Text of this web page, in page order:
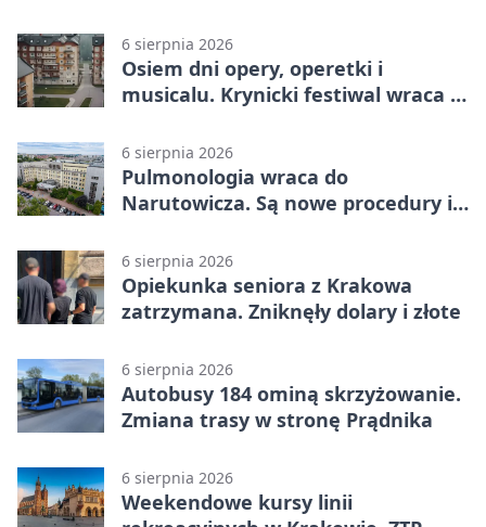
6 sierpnia 2026
Osiem dni opery, operetki i
musicalu. Krynicki festiwal wraca z
6 sierpnia 2026
Pulmonologia wraca do
Narutowicza. Są nowe procedury i
6 sierpnia 2026
Opiekunka seniora z Krakowa
zatrzymana. Zniknęły dolary i złote
6 sierpnia 2026
Autobusy 184 ominą skrzyżowanie.
Zmiana trasy w stronę Prądnika
6 sierpnia 2026
Weekendowe kursy linii